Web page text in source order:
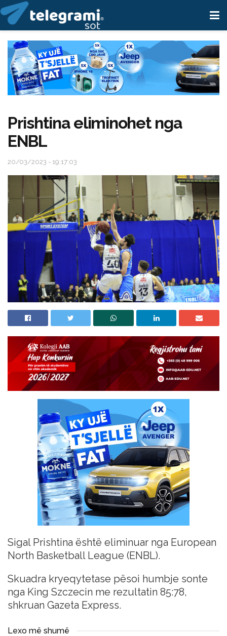
Prishtina eliminohet nga
ENBL
20/03/2023 - 19:17:03
Sigal Prishtina është eliminuar nga European
North Basketball League (ENBL).
Skuadra kryeqytetase pësoi humbje sonte
nga King Szczecin me rezultatin 85:78,
shkruan Gazeta Express.
Lexo më shumë